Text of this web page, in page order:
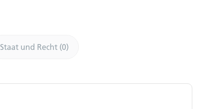
Staat und Recht (0)